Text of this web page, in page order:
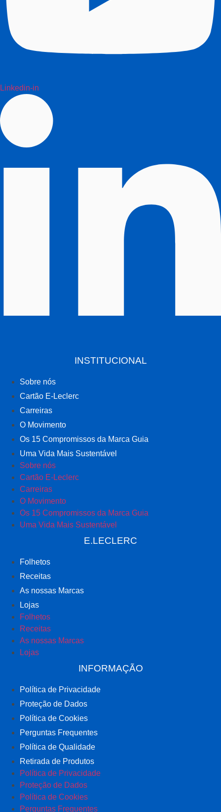
Linkedin-in
INSTITUCIONAL
Sobre nós
Cartão E-Leclerc
Carreiras
O Movimento
Os 15 Compromissos da Marca Guia
Uma Vida Mais Sustentável
Sobre nós
Cartão E-Leclerc
Carreiras
O Movimento
Os 15 Compromissos da Marca Guia
Uma Vida Mais Sustentável
E.LECLERC
Folhetos
Receitas
As nossas Marcas
Lojas
Folhetos
Receitas
As nossas Marcas
Lojas
INFORMAÇÃO
Política de Privacidade
Proteção de Dados
Política de Cookies
Perguntas Frequentes
Política de Qualidade
Retirada de Produtos
Política de Privacidade
Proteção de Dados
Política de Cookies
Perguntas Frequentes